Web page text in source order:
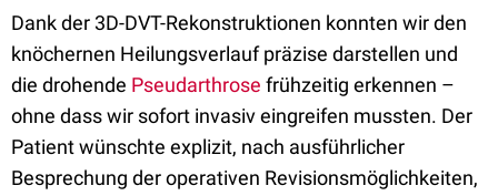
Dank der 3D-DVT-Rekonstruktionen konnten wir den
knöchernen Heilungsverlauf präzise darstellen und
die drohende Pseudarthrose frühzeitig erkennen –
ohne dass wir sofort invasiv eingreifen mussten. Der
Patient wünschte explizit, nach ausführlicher
Besprechung der operativen Revisionsmöglichkeiten,